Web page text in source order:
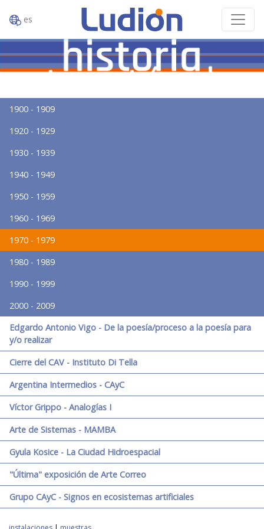
es
1900 - 1909
1920 - 1929
1930 - 1939
1940 - 1949
1950 - 1959
1960 - 1969
1970 - 1979
1980 - 1989
1990 - 1999
2000 - 2009
Edgardo Antonio Vigo - De la poesía/proceso a la poesía para
y/o realizar
Cierre del CAV - Instituto Di Tella
Argentina Intermedios - CAyC
Víctor Grippo - Analogías I
Arte de Sistemas - MAMBA
Gyula Kosice - La Ciudad Hidroespacial
"Última" exposición de Arte Correo
Grupo CAyC - Signos en ecosistemas artificiales